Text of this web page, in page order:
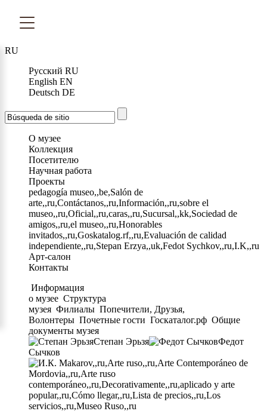
RU
Русский RU
English EN
Deutsch DE
О музее
Коллекция
Посетителю
Научная работа
Проекты
pedagogía museo,,be,Salón de
arte,,ru,Contáctanos,,ru,Información,,ru,sobre el
museo,,ru,Oficial,,ru,caras,,ru,Sucursal,,kk,Sociedad de
amigos,,ru,el museo,,ru,Honorables
invitados,,ru,Goskatalog.rf,,ru,Evaluación de calidad
independiente,,ru,Stepan Erzya,,uk,Fedot Sychkov,,ru,I.K,,ru
Арт-салон
Контакты
Информация
о музее Структура
музея Филиалы Попечители, Друзья,
Волонтеры Почетные гости Госкаталог.рф Общие
документы музея
Степан Эрьзя
Федот
Сычков